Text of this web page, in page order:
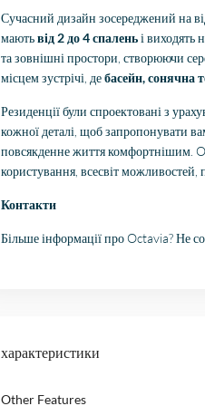
Сучасний дизайн зосереджений на
маютьвід 2 до 4 спаленьі виходять
та зовнішні простори, створюючи
місцем зустрічі, дебасейн, сонячна
Резиденції були спроектовані з
кожної деталі, щоб запропонувати
повсякденне життя комфортнішим.
користування, всесвіт можливостей,
Контакти
Більше інформації про Octavia? Не
характеристики
Other Features